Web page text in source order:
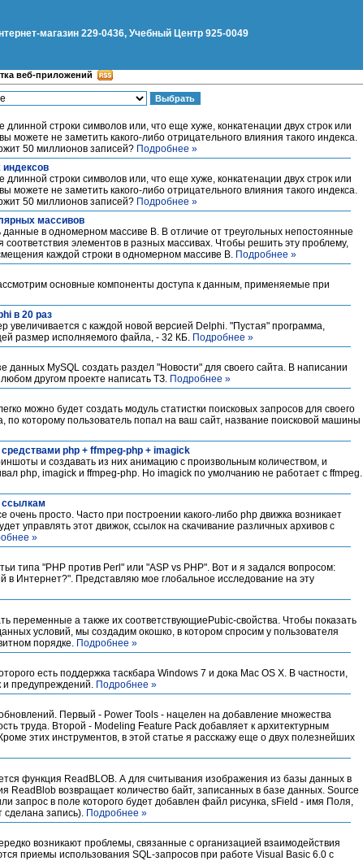
магазин 229-0436, Учебный Центр 925-0049
веб-приложений
строки символов или, что еще хуже, конкатенации двух строк или
не заметить какого-либо отрицательного влияния такого индекса.
50 миллионов записей? Подробнее »
строки символов или, что еще хуже, конкатенации двух строк или
не заметить какого-либо отрицательного влияния такого индекса.
50 миллионов записей? Подробнее »
массивов
в одномерном массиве В. В отличие от треугольных непостоянные
элементов в разных массивах. Чтобы решить эту проблему,
каждой строки в одномерном массиве В. Подробнее »
основные компоненты доступа к данным, применяемые при
в 20 раз
с каждой новой версией Delphi. "Пустая" программа,
размер исполняемого файла, - 32 КБ. Подробнее »
данных MySQL создать раздел "Новости" для своего сайта. В написании
другом проекте написать ТЗ. Подробнее »
можно будет создать модуль статистки поисковых запросов для своего
по которому пользователь попал на ваш сайт, название поисковой машины
php + ffmpeg-php + imagick
и создавать из них анимацию с произвольным количеством, и
php, imagick и ffmpeg-php. Но imagick по умолчанию не работает с ffmpeg.
ссылкам
просто. Часто при построении какого-либо php движка возникает
управлять этот движок, ссылок на скачивание различных архивов с
»
типа "PHP против Perl" или "ASP vs PHP". Вот и я задался вопросом:
Интернет?". Представляю мое глобальное исследование на эту
переменные а также их соответствующиеPubic-свойства. Чтобы показать
условий, мы создадим окошко, в котором спросим у пользователя
порядке. Подробнее »
есть поддержка таскбара Windows 7 и дока Mac OS X. В частности,
и предупреждений. Подробнее »
Первый - Power Tools - нацелен на добавление множества
труда. Второй - Modeling Feature Pack добавляет к архитектурным
этих инструментов, в этой статье я расскажу еще о двух полезнейших
функция ReadBLOB. А для считывания изображения из базы данных в
ReadBlob возвращает количество байт, записанных в базе данных. Source
запрос в поле которого будет добавлен файл рисунка, sField - имя Поля,
cделана запись). Подробнее »
возникают проблемы, связанные с организацией взаимодействия
приемы использования SQL-запросов при работе Visual Basic 6.0 с